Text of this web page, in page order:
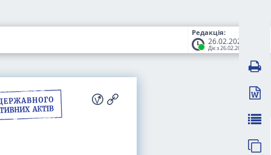
Редакція:
26.02.2026
Діє з 26.02.2026